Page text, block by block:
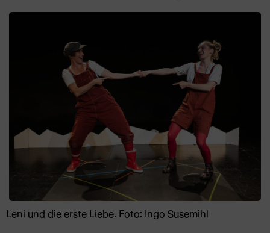
Leni und die erste Liebe. Foto: Ingo Susemihl